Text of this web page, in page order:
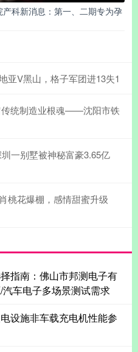
科新消息：第一、二期专为孕
亚V黑山，格子军团进13失1
传统制造业根魂——沈阳市铁
一别墅被神秘富豪3.65亿
桃花爆棚，感情甜蜜升级
指南：佛山市邦测电子有
车电子多场景测试需求
设施非车载充电机性能参